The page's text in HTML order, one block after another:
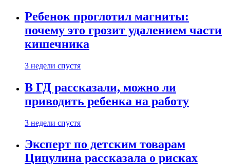
Ребенок проглотил магниты:
почему это грозит удалением части
кишечника
3 недели спустя
В ГД рассказали, можно ли
приводить ребенка на работу
3 недели спустя
Эксперт по детским товарам
Цицулина рассказала о рисках